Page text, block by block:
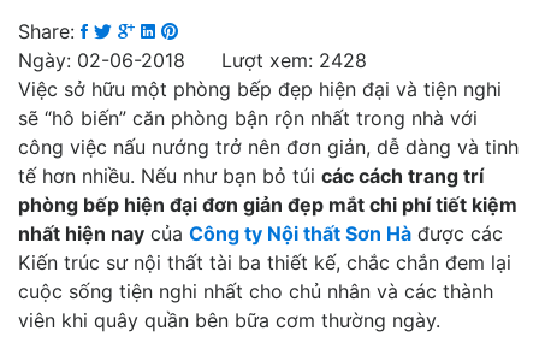
Share:
Ngày: 02-06-2018 Lượt xem: 2428
Việc sở hữu một phòng bếp đẹp hiện đại và tiện nghi
sẽ “hô biến” căn phòng bận rộn nhất trong nhà với
công việc nấu nướng trở nên đơn giản, dễ dàng và tinh
tế hơn nhiều. Nếu như bạn bỏ túi các cách trang trí
phòng bếp hiện đại đơn giản đẹp mắt chi phí tiết kiệm
nhất hiện nay của Công ty Nội thất Sơn Hà được các
Kiến trúc sư nội thất tài ba thiết kế, chắc chắn đem lại
cuộc sống tiện nghi nhất cho chủ nhân và các thành
viên khi quây quần bên bữa cơm thường ngày.